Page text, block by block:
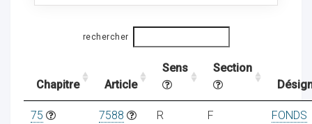
rechercher
Chapitre Article
Sens
Section
75 7588 R F
FONDS